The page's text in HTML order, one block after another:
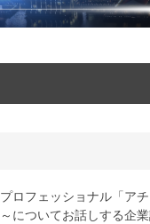
ロフェッショナル「アチ
についてお話しする企業